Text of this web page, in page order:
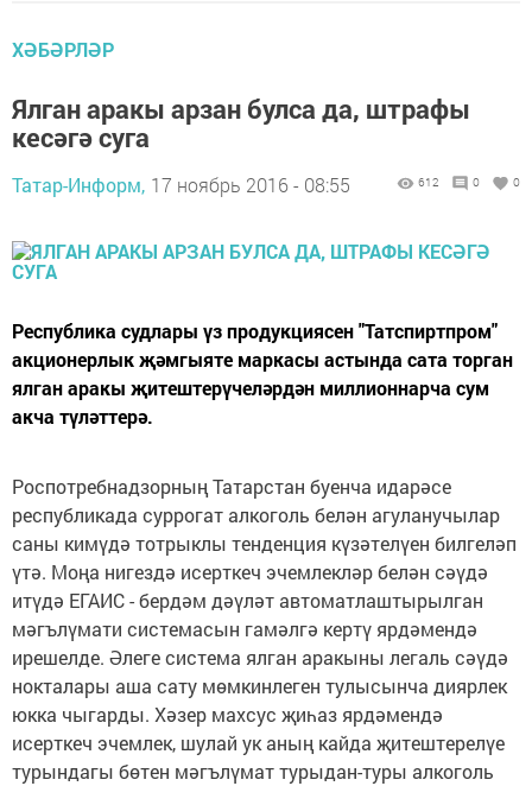
ХӘБӘРЛӘР
Ялган аракы арзан булса да, штрафы
кесәгә суга
Татар-Информ, 17 ноябрь 2016 - 08:55 612 0 0
Республика судлары үз продукциясен "Татспиртпром"
акционерлык җәмгыяте маркасы астында сата торган
ялган аракы җитештерүчеләрдән миллионнарча сум
акча түләттерә.
Роспотребнадзорның Татарстан буенча идарәсе
республикада суррогат алкоголь белән агуланучылар
саны кимүдә тотрыклы тенденция күзәтелүен билгеләп
үтә. Моңа нигездә исерткеч эчемлекләр белән сәүдә
итүдә ЕГАИС - бердәм дәүләт автоматлаштырылган
мәгълүмати системасын гамәлгә кертү ярдәмендә
ирешелде. Әлеге система ялган аракыны легаль сәүдә
нокталары аша сату мөмкинлеген тулысынча диярлек
юкка чыгарды. Хәзер махсус җиһаз ярдәмендә
исерткеч эчемлек, шулай ук аның кайда җитештерелүе
турындагы бөтен мәгълүмат турыдан-туры алкоголь